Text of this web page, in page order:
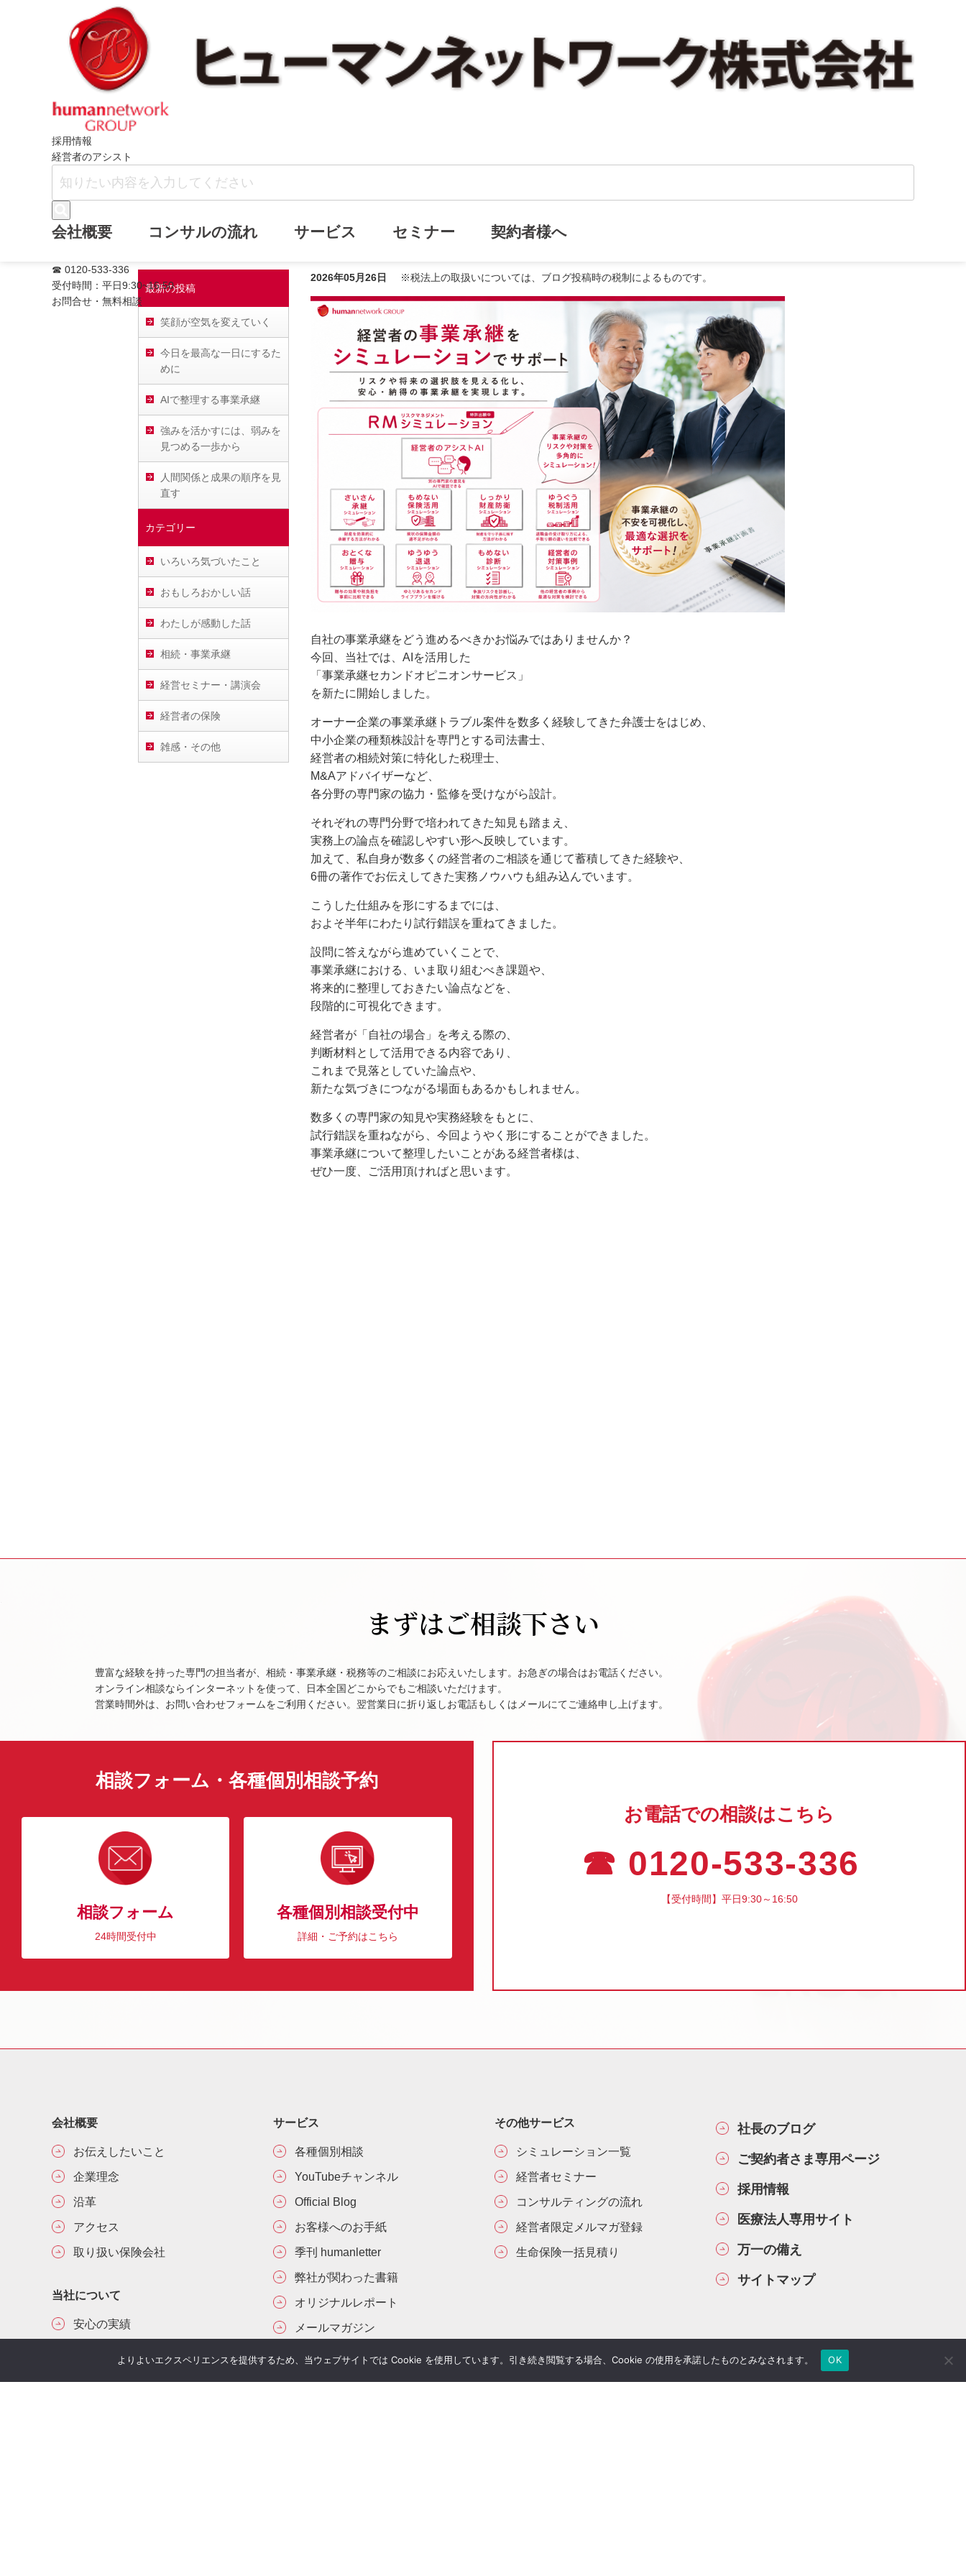
採用情報
経営者のアシスト
会社概要 コンサルの流れ サービス セミナー 契約者様へ
☎ 0120-533-336
受付時間：平日9:30~16:50
お問合せ・無料相談
最新の投稿
笑顔が空気を変えていく
今日を最高な一日にするた
めに
AIで整理する事業承継
強みを活かすには、弱みを
見つめる一歩から
人間関係と成果の順序を見
直す
カテゴリー
いろいろ気づいたこと
おもしろおかしい話
わたしが感動した話
相続・事業承継
経営セミナー・講演会
経営者の保険
雑感・その他
2026年05月26日 ※税法上の取扱いについては、ブログ投稿時の税制によるものです。
自社の事業承継をどう進めるべきかお悩みではありませんか？
今回、当社では、AIを活用した
「事業承継セカンドオピニオンサービス」
を新たに開始しました。
オーナー企業の事業承継トラブル案件を数多く経験してきた弁護士をはじめ、
中小企業の種類株設計を専門とする司法書士、
経営者の相続対策に特化した税理士、
M&Aアドバイザーなど、
各分野の専門家の協力・監修を受けながら設計。
それぞれの専門分野で培われてきた知見も踏まえ、
実務上の論点を確認しやすい形へ反映しています。
加えて、私自身が数多くの経営者のご相談を通じて蓄積してきた経験や、
6冊の著作でお伝えしてきた実務ノウハウも組み込んでいます。
こうした仕組みを形にするまでには、
およそ半年にわたり試行錯誤を重ねてきました。
設問に答えながら進めていくことで、
事業承継における、いま取り組むべき課題や、
将来的に整理しておきたい論点などを、
段階的に可視化できます。
経営者が「自社の場合」を考える際の、
判断材料として活用できる内容であり、
これまで見落としていた論点や、
新たな気づきにつながる場面もあるかもしれません。
数多くの専門家の知見や実務経験をもとに、
試行錯誤を重ねながら、今回ようやく形にすることができました。
事業承継について整理したいことがある経営者様は、
ぜひ一度、ご活用頂ければと思います。
まずはご相談下さい
豊富な経験を持った専門の担当者が、相続・事業承継・税務等のご相談にお応えいたします。お急ぎの場合はお電話ください。
オンライン相談ならインターネットを使って、日本全国どこからでもご相談いただけます。
営業時間外は、お問い合わせフォームをご利用ください。翌営業日に折り返しお電話もしくはメールにてご連絡申し上げます。
相談フォーム・各種個別相談予約
相談フォーム
24時間受付中
各種個別相談受付中
詳細・ご予約はこちら
お電話での相談はこちら
☎ 0120-533-336
【受付時間】平日9:30～16:50
会社概要
お伝えしたいこと
企業理念
沿革
アクセス
取り扱い保険会社
当社について
安心の実績
サービス
各種個別相談
YouTubeチャンネル
Official Blog
お客様へのお手紙
季刊 humanletter
弊社が関わった書籍
オリジナルレポート
メールマガジン
その他サービス
シミュレーション一覧
経営者セミナー
コンサルティングの流れ
経営者限定メルマガ登録
生命保険一括見積り
社長のブログ
ご契約者さま専用ページ
採用情報
医療法人専用サイト
万一の備え
サイトマップ
よりよいエクスペリエンスを提供するため、当ウェブサイトでは Cookie を使用しています。引き続き閲覧する場合、Cookie の使用を承諾したものとみなされます。 OK